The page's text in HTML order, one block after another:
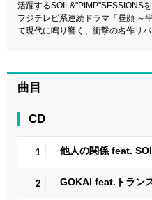
活躍するSOIL&"PIMP"SESSIONS
フジテレビ系連続ドラマ「昼顔 ～
て現代に鳴り響く、衝撃の名作リバ
曲目
CD
1 他人の関係 feat.
2 GOKAI feat.トラン